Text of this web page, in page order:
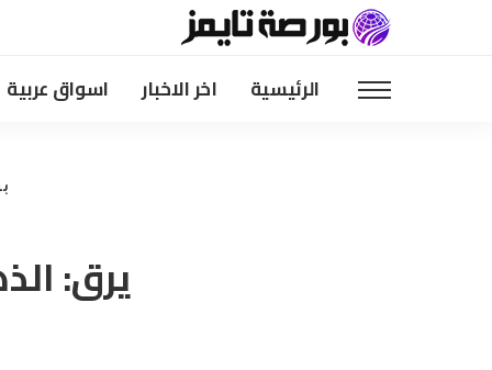
الرئيسية اخر الاخبار اسواق عربية
يرق: الذهب قد